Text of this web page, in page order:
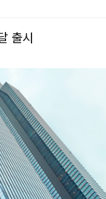
출시